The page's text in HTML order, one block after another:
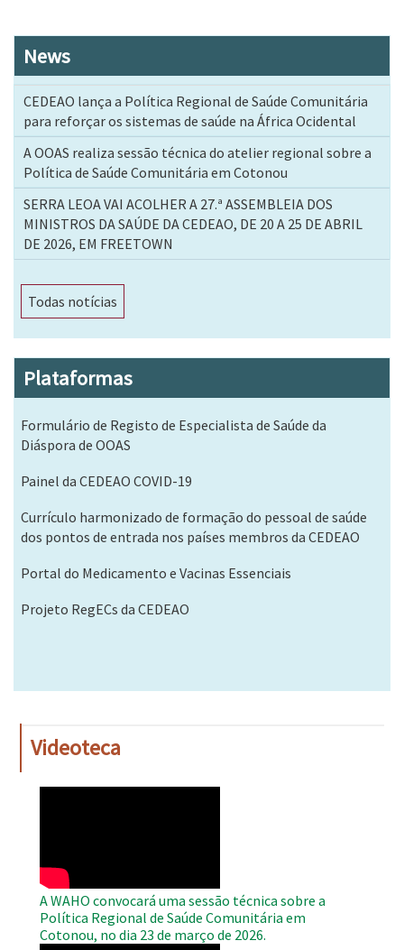
News
CEDEAO lança a Política Regional de Saúde Comunitária
para reforçar os sistemas de saúde na África Ocidental
A OOAS realiza sessão técnica do atelier regional sobre a
Política de Saúde Comunitária em Cotonou
SERRA LEOA VAI ACOLHER A 27.ª ASSEMBLEIA DOS
MINISTROS DA SAÚDE DA CEDEAO, DE 20 A 25 DE ABRIL
DE 2026, EM FREETOWN
Todas notícias
Plataformas
Formulário de Registo de Especialista de Saúde da
Diáspora de OOAS
Painel da CEDEAO COVID-19
Currículo harmonizado de formação do pessoal de saúde
dos pontos de entrada nos países membros da CEDEAO
Portal do Medicamento e Vacinas Essenciais
Projeto RegECs da CEDEAO
Videoteca
A WAHO convocará uma sessão técnica sobre a
Política Regional de Saúde Comunitária em
Cotonou, no dia 23 de março de 2026.